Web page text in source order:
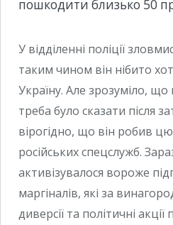
пошкодити близько 50
У відділенні поліції
таким чином він нібито
Україну. Але зрозуміло,
треба було сказати після
вірогідно, що він робив
російських спецслужб.
активізувалося вороже
маргіналів, які за
диверсії та політичні